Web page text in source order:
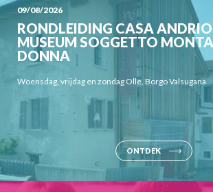
09/08/2026
RONDLEIDING CASA
MUSEUM SOGGETTO
DONNA
Woensdag, vrijdag en zondag Olle, Borgo Valsugana
ONTDEK